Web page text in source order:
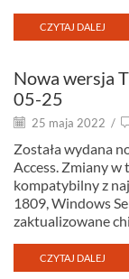
CZYTAJ DALEJ
Nowa wersja
05-25
25 maja 2022 /
Została wydana
Access. Zmiany
kompatybilny z
1809, Windows
zaktualizowane
CZYTAJ DALEJ